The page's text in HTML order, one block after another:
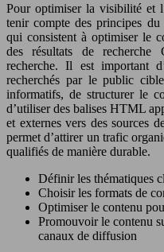
Pour optimiser la visibilité et
tenir compte des principes
qui consistent à optimiser le
des résultats de
recherche. Il est important
recherchés par le public
informatifs, de structurer le
d’utiliser des balises HTML
et externes vers des sources
permet d’attirer un trafic
qualifiés de manière durable.
Définir les thématiques
Choisir les formats de
Optimiser le contenu
Promouvoir le contenu
canaux de diffusion